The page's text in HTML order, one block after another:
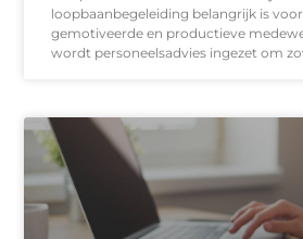
loopbaanbegeleiding belangrijk is
gemotiveerde en productieve
wordt personeelsadvies ingezet om